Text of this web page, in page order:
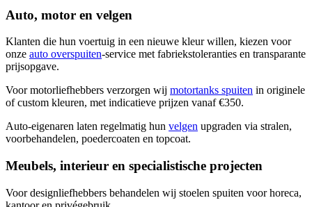
Auto, motor en velgen
Klanten die hun voertuig in een nieuwe kleur willen, kiezen voor
onze auto overspuiten-service met fabriekstoleranties en transparante
prijsopgave.
Voor motorliefhebbers verzorgen wij motortanks spuiten in originele
of custom kleuren, met indicatieve prijzen vanaf €350.
Auto-eigenaren laten regelmatig hun velgen upgraden via stralen,
voorbehandelen, poedercoaten en topcoat.
Meubels, interieur en specialistische projecten
Voor designliefhebbers behandelen wij stoelen spuiten voor horeca,